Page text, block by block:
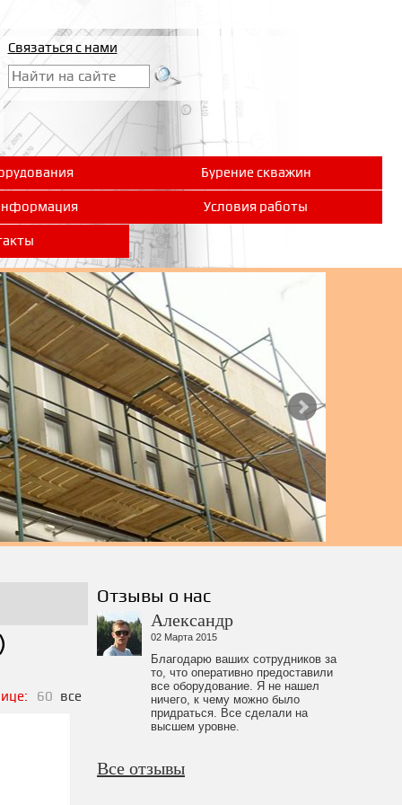
Связаться с нами
Бурение скважин
Условия работы
60 все
Отзывы о нас
Александр
02 Марта 2015
Благодарю ваших сотрудников за
то, что оперативно предоставили
все оборудование. Я не нашел
ничего, к чему можно было
придраться. Все сделали на
высшем уровне.
Все отзывы